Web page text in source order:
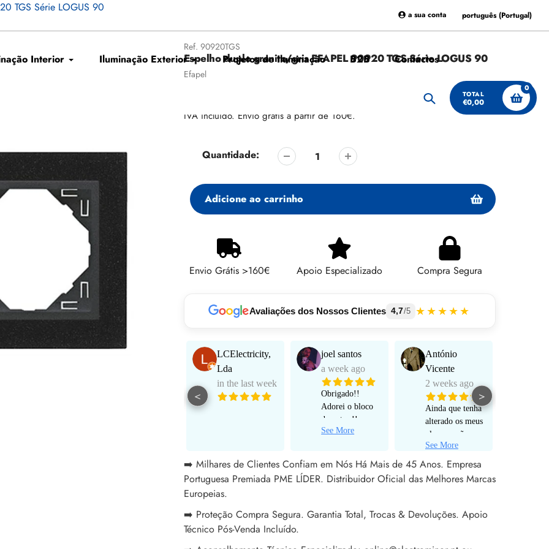
a sua conta português (Portugal)
Interior Iluminação Exterior Projetos de Iluminação B2B Contactos
Procurar
TOTAL
€0,00
0
TGS Série LOGUS 90
Ref. 90920TGS
Espelho duplo granito/gris EFAPEL 90920 TGS Série LOGUS 90
Fornecedor
Efapel
regular
IVA incluído. Envio grátis a partir de 160€.
Quantidade:
Adicione ao carrinho
seu
Envio Grátis >160€ Apoio Especializado Compra Segura
Avaliações dos Nossos Clientes 4,7/5 ★★★★★
LCElectricity,
Lda
in the last week
joel santos
a week ago
Obrigado!!
Adorei o bloco
de notas !!
Serviço super
Rápido ! Um
obrigado a Sr
Rita !
See More
António
Vicente
2 weeks ago
Ainda que tenha
alterado os meus
planos e não
tenha avançado
para um pedido
de encomenda
efetivo, não
mais satisfeito
See More
< >
➡️ Milhares de Clientes Confiam em Nós Há Mais de 45 Anos. Empresa
Portuguesa Premiada PME LÍDER. Distribuidor Oficial das Melhores Marcas
Europeias.
➡️ Proteção Compra Segura. Garantia Total, Trocas & Devoluções. Apoio
Técnico Pós-Venda Incluído.